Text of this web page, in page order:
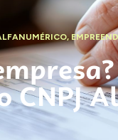
,
CNPJ